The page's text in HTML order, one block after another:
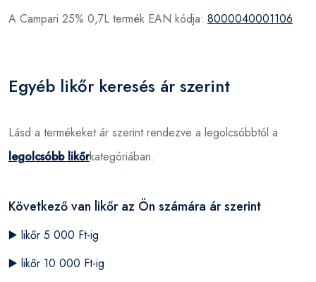
A Campari 25% 0,7L termék EAN kódja: 8000040001106
Egyéb likőr keresés ár szerint
Lásd a termékeket ár szerint rendezve a legolcsóbbtól a
legolcsóbb likőrkategóriában.
Következő van likőr az Ön számára ár szerint
▶️ likőr 5 000 Ft-ig
▶️ likőr 10 000 Ft-ig